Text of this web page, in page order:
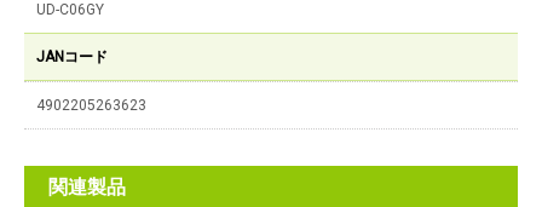
UD-C06GY
JANコード
4902205263623
関連製品